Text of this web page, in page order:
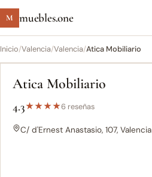
M muebles.one
Inicio/Valencia/Valencia/Atica Mobiliario
Atica Mobiliario
4.3★★★★6 reseñas
C/ d'Ernest Anastasio, 107, Valencia